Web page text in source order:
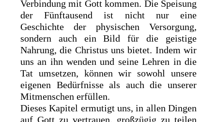
Verbindung mit Gott kommen. Die Speisung
der Fünftausend ist nicht nur eine
Geschichte der physischen Versorgung,
sondern auch ein Bild für die geistige
Nahrung, die Christus uns bietet. Indem wir
uns an ihn wenden und seine Lehren in die
Tat umsetzen, können wir sowohl unsere
eigenen Bedürfnisse als auch die unserer
Mitmenschen erfüllen.
Dieses Kapitel ermutigt uns, in allen Dingen
auf Gott zu vertrauen, großzügig zu teilen